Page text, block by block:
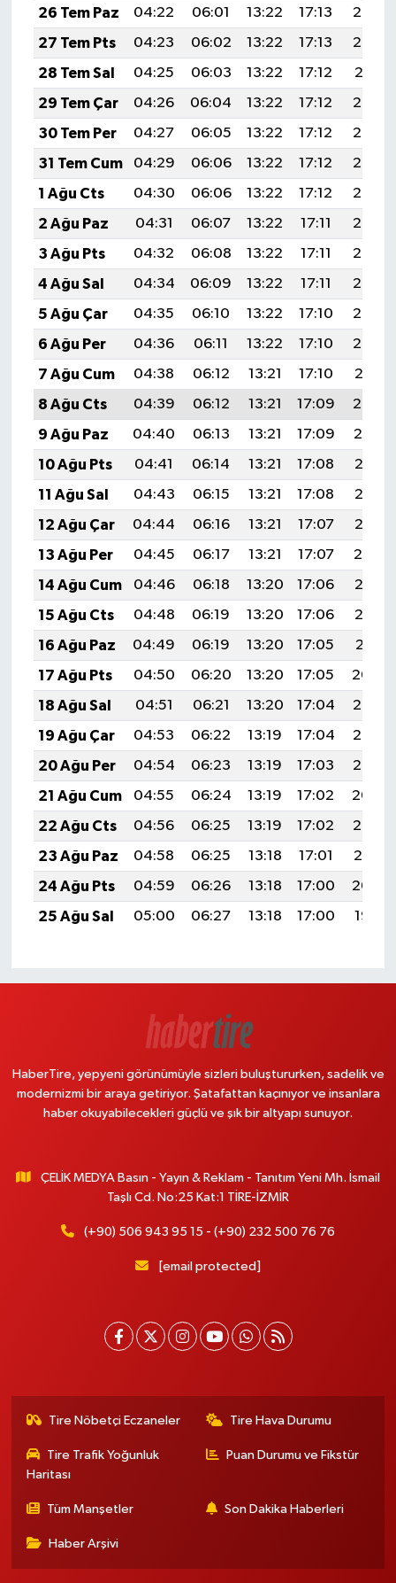
26 Tem Paz
04:22 06:01 13:22 17:13
20:33
27 Tem Pts
04:23 06:02 13:22 17:13
20:32
28 Tem Sal
04:25 06:03 13:22 17:12
20:31
29 Tem Çar
04:26 06:04 13:22 17:12
20:30
30 Tem Per
04:27 06:05 13:22 17:12
20:29
31 Tem Cum
04:29 06:06 13:22 17:12
20:28
1 Ağu Cts
04:30 06:06 13:22 17:12
20:27
2 Ağu Paz
04:31 06:07 13:22 17:11
20:27
3 Ağu Pts
04:32 06:08 13:22 17:11
20:26
4 Ağu Sal
04:34 06:09 13:22 17:11
20:24
5 Ağu Çar
04:35 06:10 13:22 17:10
20:23
6 Ağu Per
04:36 06:11 13:22 17:10
20:22
7 Ağu Cum
04:38 06:12 13:21 17:10
20:21
8 Ağu Cts
04:39 06:12 13:21 17:09
20:20
9 Ağu Paz
04:40 06:13 13:21 17:09
20:19
10 Ağu Pts
04:41 06:14 13:21 17:08
20:18
11 Ağu Sal
04:43 06:15 13:21 17:08
20:17
12 Ağu Çar
04:44 06:16 13:21 17:07
20:16
13 Ağu Per
04:45 06:17 13:21 17:07
20:14
14 Ağu Cum
04:46 06:18 13:20 17:06
20:13
15 Ağu Cts
04:48 06:19 13:20 17:06
20:12
16 Ağu Paz
04:49 06:19 13:20 17:05
20:11
17 Ağu Pts
04:50 06:20 13:20 17:05
20:09
18 Ağu Sal
04:51 06:21 13:20 17:04
20:08
19 Ağu Çar
04:53 06:22 13:19 17:04
20:07
20 Ağu Per
04:54 06:23 13:19 17:03
20:05
21 Ağu Cum
04:55 06:24 13:19 17:02
20:04
22 Ağu Cts
04:56 06:25 13:19 17:02
20:03
23 Ağu Paz
04:58 06:25 13:18 17:01
20:01
24 Ağu Pts
04:59 06:26 13:18 17:00
20:00
25 Ağu Sal
05:00 06:27 13:18 17:00 19:58
HaberTire, yepyeni görünümüyle sizleri buluştururken, sadelik ve
modernizmi bir araya getiriyor. Şatafattan kaçınıyor ve insanlara
haber okuyabilecekleri güçlü ve şık bir altyapı sunuyor.
ÇELİK MEDYA Basın - Yayın & Reklam - Tanıtım Yeni Mh. İsmail
Taşlı Cd. No:25 Kat:1 TİRE-İZMİR
(+90) 506 943 95 15 - (+90) 232 500 76 76
[email protected]
Tire Nöbetçi Eczaneler Tire Hava Durumu
Tire Trafik Yoğunluk
Haritası
Puan Durumu ve Fikstür
Tüm Manşetler Son Dakika Haberleri
Haber Arşivi